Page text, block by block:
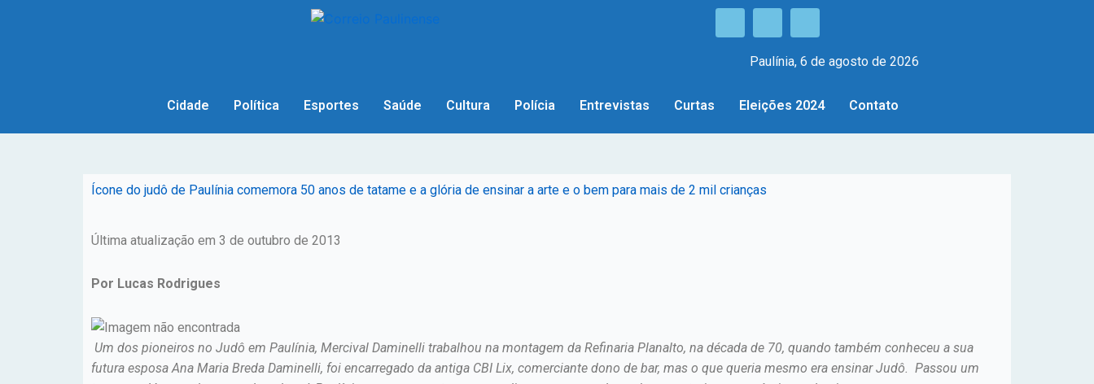
Paulínia, 6 de agosto de 2026
Cidade Política Esportes Saúde Cultura Polícia Entrevistas Curtas Eleições 2024 Contato
Ícone do judô de Paulínia comemora 50 anos de tatame e a glória de ensinar a arte e o bem para mais de 2 mil crianças
Última atualização em 3 de outubro de 2013
Por Lucas Rodrigues
Um dos pioneiros no Judô em Paulínia, Mercival Daminelli trabalhou na montagem da Refinaria Planalto, na década de 70, quando também conheceu a sua
futura esposa Ana Maria Breda Daminelli, foi encarregado da antiga CBI Lix, comerciante dono de bar, mas o que queria mesmo era ensinar Judô. Passou um